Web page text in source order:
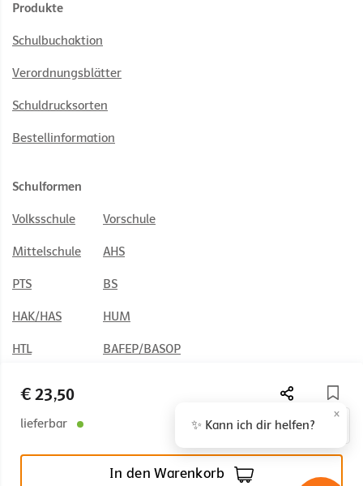
€ 23,50
lieferbar
In den Warenkorb
Produkte
Schulbuchaktion
Verordnungsblätter
Schuldrucksorten
Bestellinformation
Schulformen
Volksschule Vorschule
Mittelschule AHS
PTS BS
HAK/HAS HUM
HTL BAFEP/BASOP
© 2026 Österreichischer Bundesverlag Schulbuch GmbH & Co. KG,
Impressum AGB Nutzungsbedingungen
✨ Kann ich dir helfen?
×